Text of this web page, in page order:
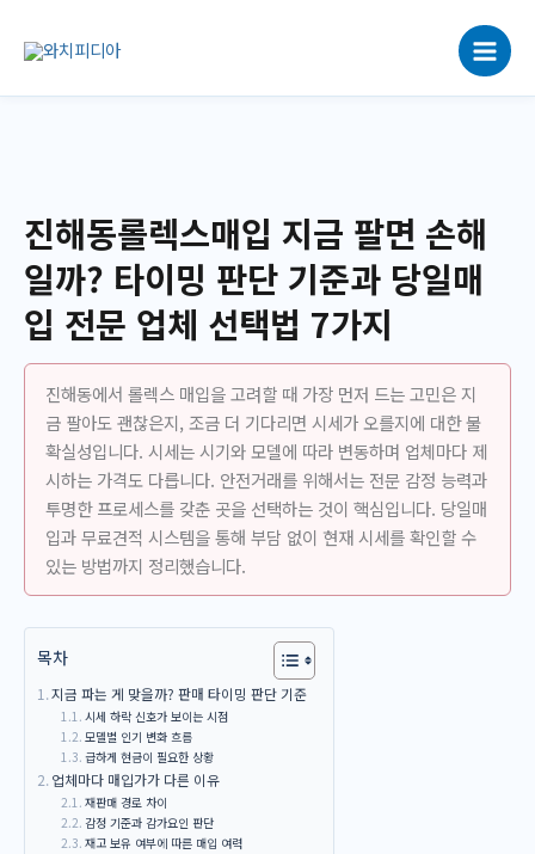
로
진해동롤렉스매입 지금 팔면 손해
일까? 타이밍 판단 기준과 당일매
입 전문 업체 선택법 7가지
진해동에서 롤렉스 매입을 고려할 때 가장 먼저 드는 고민은 지
금 팔아도 괜찮은지, 조금 더 기다리면 시세가 오를지에 대한 불
확실성입니다. 시세는 시기와 모델에 따라 변동하며 업체마다 제
시하는 가격도 다릅니다. 안전거래를 위해서는 전문 감정 능력과
투명한 프로세스를 갖춘 곳을 선택하는 것이 핵심입니다. 당일매
입과 무료견적 시스템을 통해 부담 없이 현재 시세를 확인할 수
있는 방법까지 정리했습니다.
목차
지금 파는 게 맞을까? 판매 타이밍 판단 기준
시세 하락 신호가 보이는 시점
모델별 인기 변화 흐름
급하게 현금이 필요한 상황
업체마다 매입가가 다른 이유
재판매 경로 차이
감정 기준과 감가요인 판단
재고 보유 여부에 따른 매입 여력